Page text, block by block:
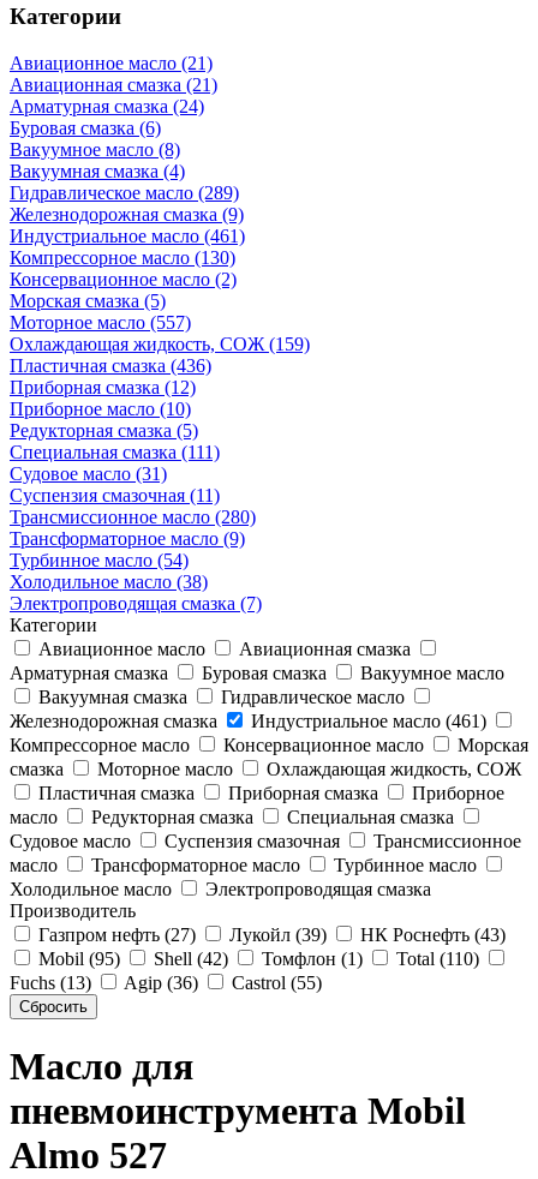
Категории
Авиационное масло (21)
Авиационная смазка (21)
Арматурная смазка (24)
Буровая смазка (6)
Вакуумное масло (8)
Вакуумная смазка (4)
Гидравлическое масло (289)
Железнодорожная смазка (9)
Индустриальное масло (461)
Компрессорное масло (130)
Консервационное масло (2)
Морская смазка (5)
Моторное масло (557)
Охлаждающая жидкость, СОЖ (159)
Пластичная смазка (436)
Приборная смазка (12)
Приборное масло (10)
Редукторная смазка (5)
Специальная смазка (111)
Судовое масло (31)
Суспензия смазочная (11)
Трансмиссионное масло (280)
Трансформаторное масло (9)
Турбинное масло (54)
Холодильное масло (38)
Электропроводящая смазка (7)
Категории
Авиационное масло
Авиационная смазка
Арматурная смазка
Буровая смазка
Вакуумное масло
Вакуумная смазка
Гидравлическое масло
Железнодорожная смазка
Индустриальное масло (461)
Компрессорное масло
Консервационное масло
Морская
смазка
Моторное масло
Охлаждающая жидкость, СОЖ
Пластичная смазка
Приборная смазка
Приборное
масло
Редукторная смазка
Специальная смазка
Судовое масло
Суспензия смазочная
Трансмиссионное
масло
Трансформаторное масло
Турбинное масло
Холодильное масло
Электропроводящая смазка
Производитель
Газпром нефть (27)
Лукойл (39)
НК Роснефть (43)
Mobil (95)
Shell (42) Томфлон (1)
Total (110)
Fuchs (13)
Agip (36) Castrol (55)
Масло для
пневмоинструмента Mobil
Almo 527